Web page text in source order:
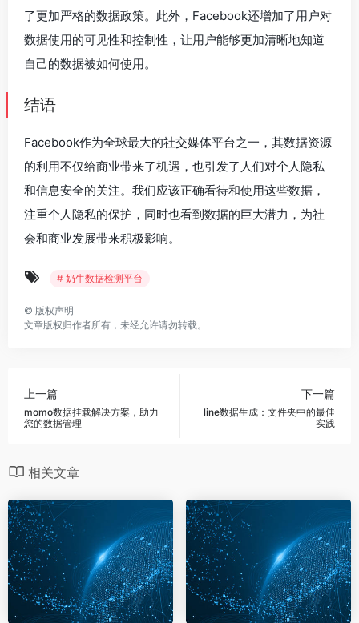
了更加严格的数据政策。此外，Facebook还增加了用户对
数据使用的可见性和控制性，让用户能够更加清晰地知道
自己的数据被如何使用。
结语
Facebook作为全球最大的社交媒体平台之一，其数据资源
的利用不仅给商业带来了机遇，也引发了人们对个人隐私
和信息安全的关注。我们应该正确看待和使用这些数据，
注重个人隐私的保护，同时也看到数据的巨大潜力，为社
会和商业发展带来积极影响。
# 奶牛数据检测平台
© 版权声明
文章版权归作者所有，未经允许请勿转载。
上一篇
momo数据挂载解决方案，助力
您的数据管理
下一篇
line数据生成：文件夹中的最佳
实践
相关文章